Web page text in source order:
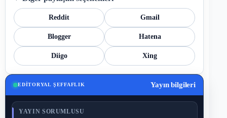
Reddit Gmail
Blogger Hatena
Diigo Xing
EDITORYAL ŞEFFAFLIK Yayın bilgileri
YAYIN SORUMLUSU